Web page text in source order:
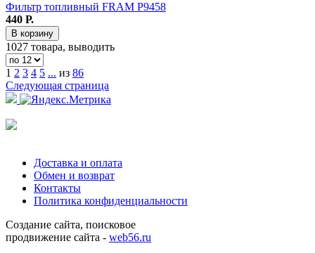
Фильтр топливный FRAM Р9458
440 Р.
В корзину
1027 товара, выводить
1 2 3 4 5 ... из 86
Следующая страница
Доставка и оплата
Обмен и возврат
Контакты
Политика конфиденциальности
Создание сайта, поисковое
продвижение сайта - web56.ru